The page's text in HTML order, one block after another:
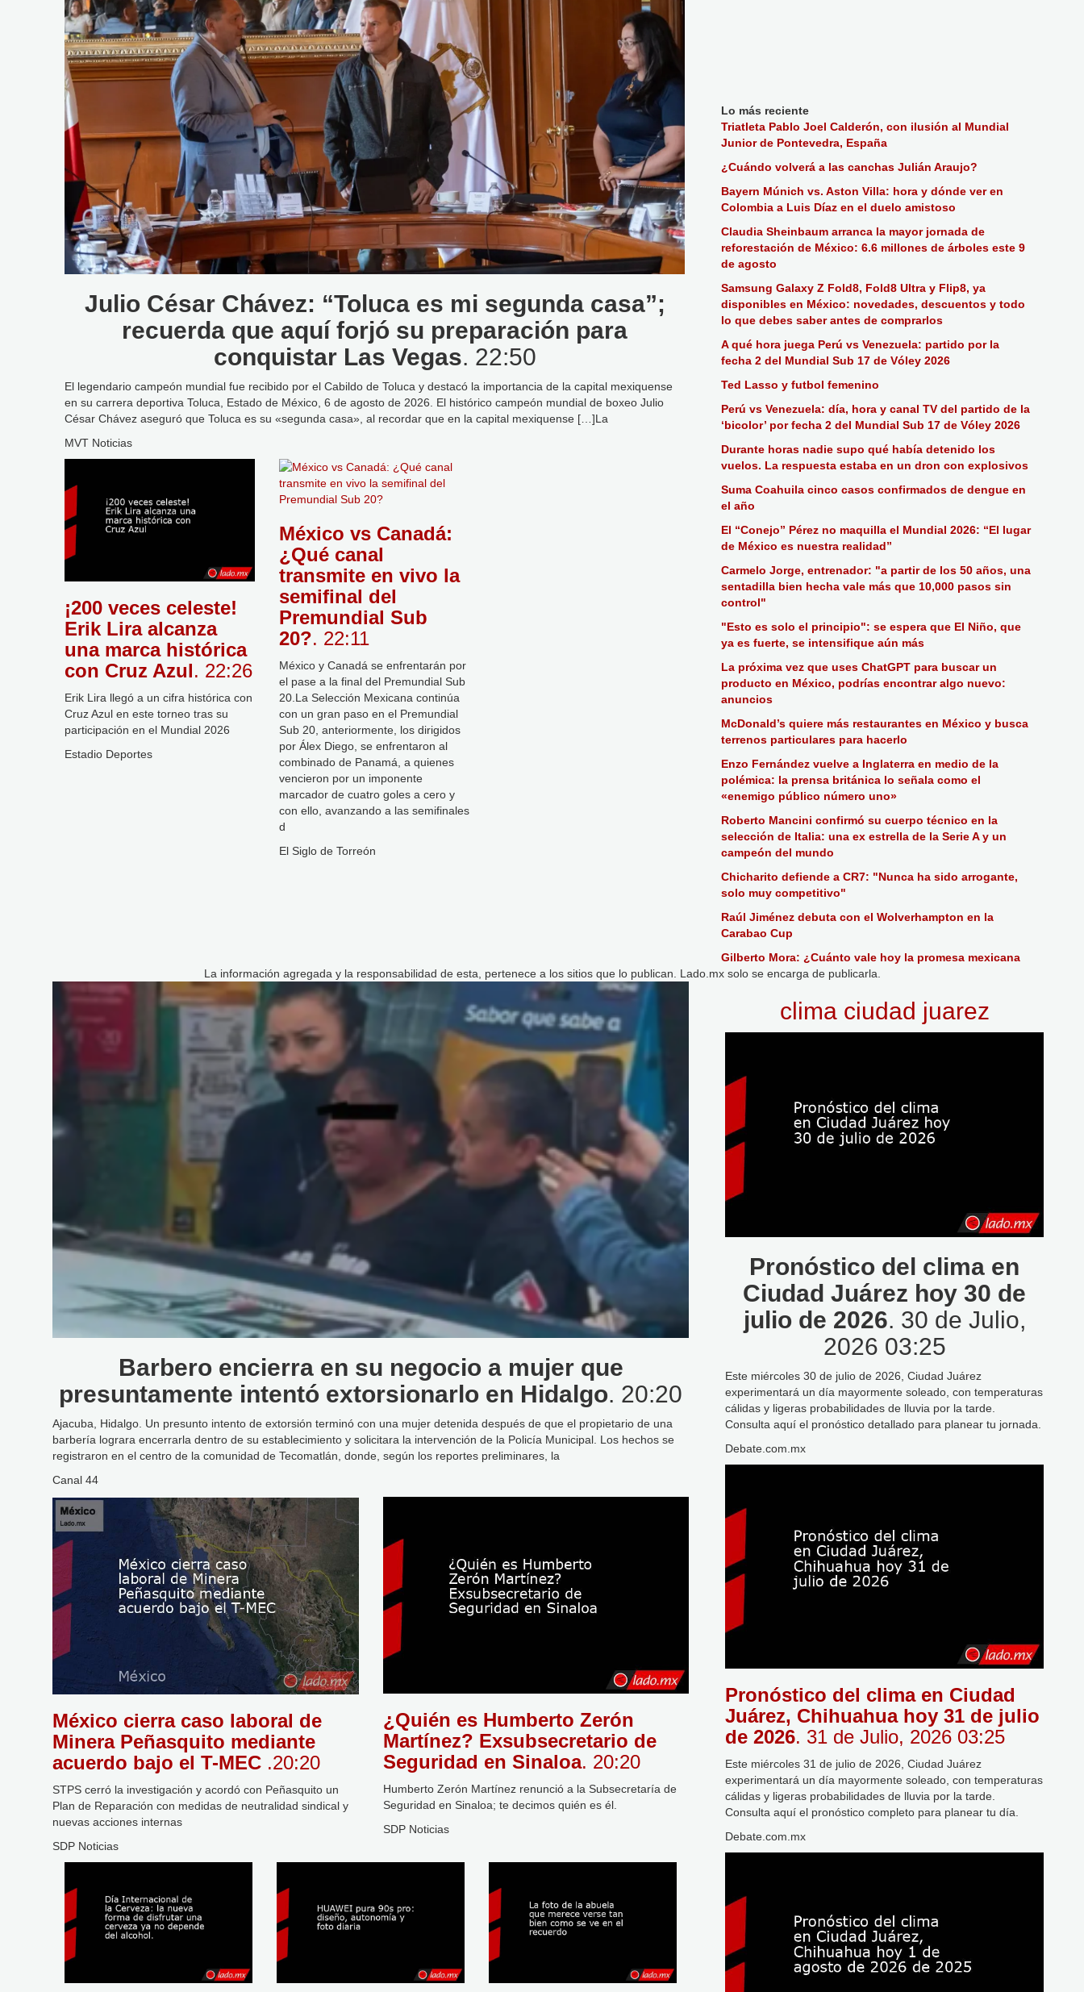
Julio César Chávez: “Toluca es mi segunda casa”;
recuerda que aquí forjó su preparación para
conquistar Las Vegas. 22:50
El legendario campeón mundial fue recibido por el Cabildo de Toluca y destacó la importancia de la capital mexiquense
en su carrera deportiva Toluca, Estado de México, 6 de agosto de 2026. El histórico campeón mundial de boxeo Julio
César Chávez aseguró que Toluca es su «segunda casa», al recordar que en la capital mexiquense […]La
MVT Noticias
¡200 veces celeste!
Erik Lira alcanza
una marca histórica
con Cruz Azul. 22:26
Erik Lira llegó a un cifra histórica con
Cruz Azul en este torneo tras su
participación en el Mundial 2026
Estadio Deportes
México vs Canadá:
¿Qué canal
transmite en vivo la
semifinal del
Premundial Sub
20?. 22:11
México y Canadá se enfrentarán por
el pase a la final del Premundial Sub
20.La Selección Mexicana continúa
con un gran paso en el Premundial
Sub 20, anteriormente, los dirigidos
por Álex Diego, se enfrentaron al
combinado de Panamá, a quienes
vencieron por un imponente
marcador de cuatro goles a cero y
con ello, avanzando a las semifinales
d
El Siglo de Torreón
Lo más reciente
Triatleta Pablo Joel Calderón, con ilusión al Mundial
Junior de Pontevedra, España
¿Cuándo volverá a las canchas Julián Araujo?
Bayern Múnich vs. Aston Villa: hora y dónde ver en
Colombia a Luis Díaz en el duelo amistoso
Claudia Sheinbaum arranca la mayor jornada de
reforestación de México: 6.6 millones de árboles este 9
de agosto
Samsung Galaxy Z Fold8, Fold8 Ultra y Flip8, ya
disponibles en México: novedades, descuentos y todo
lo que debes saber antes de comprarlos
A qué hora juega Perú vs Venezuela: partido por la
fecha 2 del Mundial Sub 17 de Vóley 2026
Ted Lasso y futbol femenino
Perú vs Venezuela: día, hora y canal TV del partido de la
‘bicolor’ por fecha 2 del Mundial Sub 17 de Vóley 2026
Durante horas nadie supo qué había detenido los
vuelos. La respuesta estaba en un dron con explosivos
Suma Coahuila cinco casos confirmados de dengue en
el año
El “Conejo” Pérez no maquilla el Mundial 2026: “El lugar
de México es nuestra realidad”
Carmelo Jorge, entrenador: "a partir de los 50 años, una
sentadilla bien hecha vale más que 10,000 pasos sin
control"
"Esto es solo el principio": se espera que El Niño, que
ya es fuerte, se intensifique aún más
La próxima vez que uses ChatGPT para buscar un
producto en México, podrías encontrar algo nuevo:
anuncios
McDonald’s quiere más restaurantes en México y busca
terrenos particulares para hacerlo
Enzo Fernández vuelve a Inglaterra en medio de la
polémica: la prensa británica lo señala como el
«enemigo público número uno»
Roberto Mancini confirmó su cuerpo técnico en la
selección de Italia: una ex estrella de la Serie A y un
campeón del mundo
Chicharito defiende a CR7: "Nunca ha sido arrogante,
solo muy competitivo"
Raúl Jiménez debuta con el Wolverhampton en la
Carabao Cup
Gilberto Mora: ¿Cuánto vale hoy la promesa mexicana
que interesa al PSG?
La información agregada y la responsabilidad de esta, pertenece a los sitios que lo publican. Lado.mx solo se encarga de publicarla.
Barbero encierra en su negocio a mujer que
presuntamente intentó extorsionarlo en Hidalgo. 20:20
Ajacuba, Hidalgo. Un presunto intento de extorsión terminó con una mujer detenida después de que el propietario de una
barbería lograra encerrarla dentro de su establecimiento y solicitara la intervención de la Policía Municipal. Los hechos se
registraron en el centro de la comunidad de Tecomatlán, donde, según los reportes preliminares, la
Canal 44
México cierra caso laboral de
Minera Peñasquito mediante
acuerdo bajo el T-MEC .20:20
STPS cerró la investigación y acordó con Peñasquito un
Plan de Reparación con medidas de neutralidad sindical y
nuevas acciones internas
SDP Noticias
¿Quién es Humberto Zerón
Martínez? Exsubsecretario de
Seguridad en Sinaloa. 20:20
Humberto Zerón Martínez renunció a la Subsecretaría de
Seguridad en Sinaloa; te decimos quién es él.
SDP Noticias
clima ciudad juarez
Pronóstico del clima en
Ciudad Juárez hoy 30 de
julio de 2026. 30 de Julio,
2026 03:25
Este miércoles 30 de julio de 2026, Ciudad Juárez
experimentará un día mayormente soleado, con temperaturas
cálidas y ligeras probabilidades de lluvia por la tarde.
Consulta aquí el pronóstico detallado para planear tu jornada.
Debate.com.mx
Pronóstico del clima en Ciudad
Juárez, Chihuahua hoy 31 de julio
de 2026. 31 de Julio, 2026 03:25
Este miércoles 31 de julio de 2026, Ciudad Juárez
experimentará un día mayormente soleado, con temperaturas
cálidas y ligeras probabilidades de lluvia por la tarde.
Consulta aquí el pronóstico completo para planear tu día.
Debate.com.mx